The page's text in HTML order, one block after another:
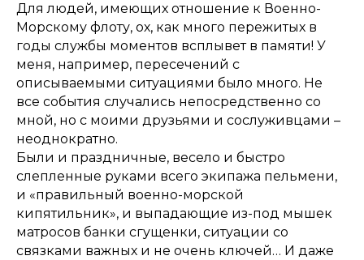
Для людей, имеющих отношение к Военно-
Морскому флоту, ох, как много пережитых в
годы службы моментов всплывет в памяти! У
меня, например, пересечений с
описываемыми ситуациями было много. Не
все события случались непосредственно со
мной, но с моими друзьями и сослуживцами –
неоднократно.
Были и праздничные, весело и быстро
слепленные руками всего экипажа пельмени,
и «правильный военно-морской
кипятильник», и выпадающие из-под мышек
матросов банки сгущенки, ситуации со
связками важных и не очень ключей… И даже